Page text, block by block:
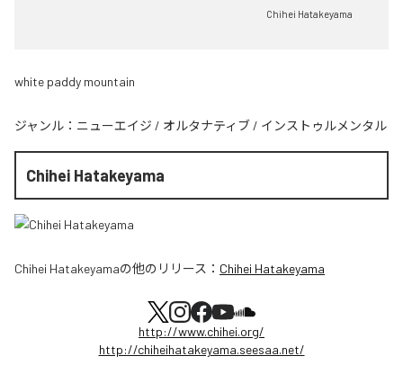
Chihei Hatakeyama
white paddy mountain
ジャンル： ニューエイジ / オルタナティブ / インストゥルメンタル
Chihei Hatakeyama
Chihei Hatakeyamaの他のリリース： Chihei Hatakeyama
http://www.chihei.org/
http://chiheihatakeyama.seesaa.net/